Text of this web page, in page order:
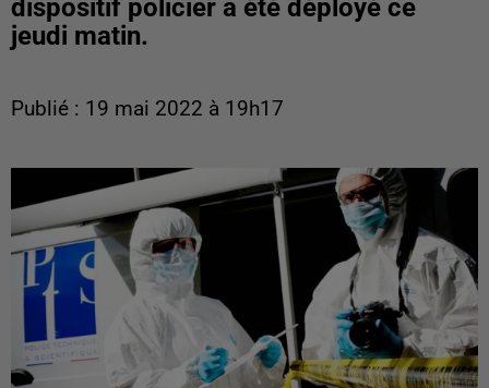
dispositif policier a été déployé ce
jeudi matin.
Publié : 19 mai 2022 à 19h17